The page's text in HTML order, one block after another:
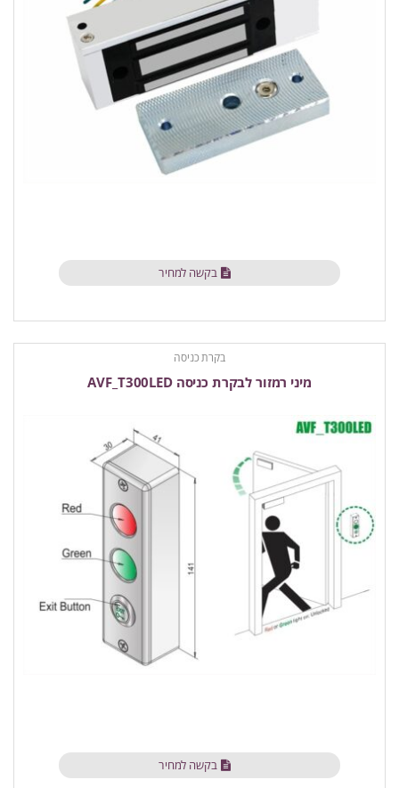
בקשה למחיר
בקרת כניסה
מיני רמזור לבקרת כניסה AVF_T300LED
בקשה למחיר